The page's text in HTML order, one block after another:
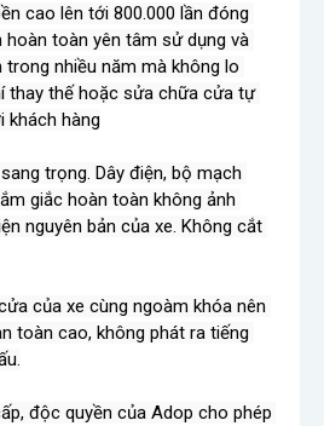
cao lên tới 800.000 lần đóng
hoàn toàn yên tâm sử dụng và
nhiều năm mà không lo
thay thế hoặc sửa chữa cửa tự
khách hàng
trọng. Dây điện, bộ mạch
giắc hoàn toàn không ảnh
nguyên bản của xe. Không cắt
của xe cùng ngoàm khóa nên
toàn cao, không phát ra tiếng
độc quyền của Adop cho phép